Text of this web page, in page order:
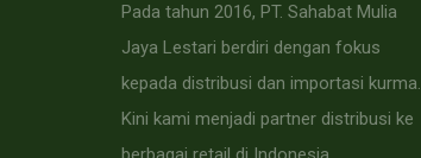
Pada tahun 2016, PT. Sahabat Mulia
Jaya Lestari berdiri dengan fokus
kepada distribusi dan importasi kurma.
Kini kami menjadi partner distribusi ke